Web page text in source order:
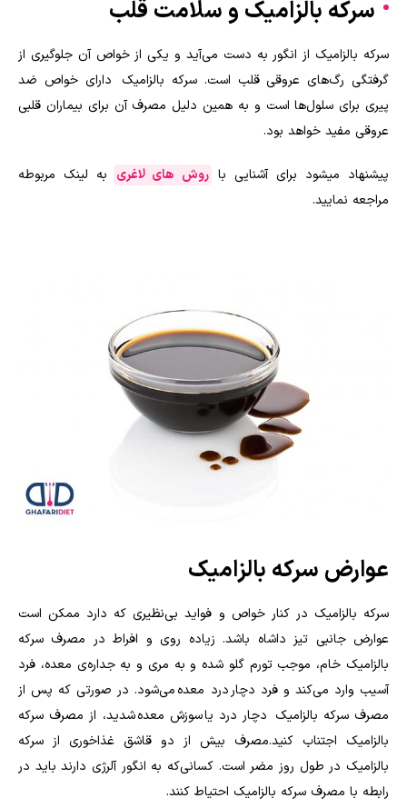
سرکه بالزامیک و سلامت قلب
سرکه بالزامیک از انگور به دست می‌آید و یکی از خواص آن جلوگیری از
گرفتگی رگ‌های عروقی قلب است. سرکه بالزامیک دارای خواص ضد
پیری برای سلول‌ها است و به همین دلیل مصرف آن برای بیماران قلبی
عروقی مفید خواهد بود.
پیشنهاد میشود برای آشنایی با روش های لاغری به لینک مربوطه
مراجعه نمایید.
عوارض سرکه بالزامیک
سرکه بالزامیک در کنار خواص و فواید بی‌نظیری که دارد ممکن است
عوارض جانبی تیز داشاه باشد. زیاده روی و افراط در مصرف سرکه
بالزامیک خام، موجب تورم گلو شده و به مری و به جداره‌ی معده، فرد
آسیب وارد می‌کند و فرد دچار درد معده می‌شود. در صورتی که پس از
مصرف سرکه بالزامیک دچار درد یا سوزش معده شدید، از مصرف سرکه
بالزامیک اجتناب کنید.مصرف بیش از دو قاشق غذاخوری از سرکه
بالزامیک در طول روز مضر است. کسانی‌که به انگور آلرژی دارند باید در
رابطه با مصرف سرکه بالزامیک احتیاط کنند.